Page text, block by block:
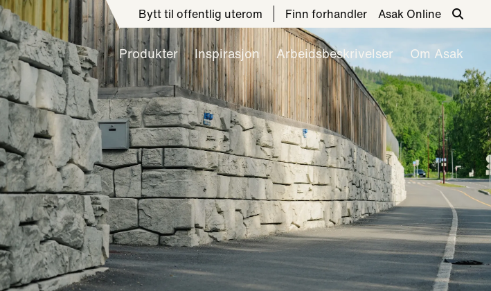
Bytt til offentlig uterom Finn forhandler Asak Online
Produkter Inspirasjon Arbeidsbeskrivelser Om Asak